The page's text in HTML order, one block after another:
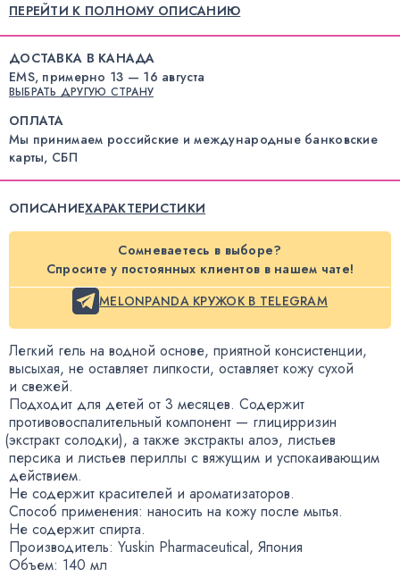
ПЕРЕЙТИ К ПОЛНОМУ ОПИСАНИЮ
ДОСТАВКА В КАНАДА
EMS, примерно 13 — 16 августа
ВЫБРАТЬ ДРУГУЮ СТРАНУ
ОПЛАТА
Мы принимаем российские и международные банковские
карты, СБП
ОПИСАНИЕХАРАКТЕРИСТИКИ
Сомневаетесь в выборе?
Спросите у постоянных клиентов в нашем чате!
MELONPANDA КРУЖОК В TELEGRAM
Легкий гель на водной основе, приятной консистенции,
высыхая, не оставляет липкости, оставляет кожу сухой
и свежей.
Подходит для детей от 3 месяцев. Содержит
противовоспалительный компонент — глицирризин
(экстракт солодки), а также экстракты алоэ, листьев
персика и листьев периллы с вяжущим и успокаивающим
действием.
Не содержит красителей и ароматизаторов.
Способ применения: наносить на кожу после мытья.
Не содержит спирта.
Производитель: Yuskin Pharmaceutical, Япония
Объем: 140 мл